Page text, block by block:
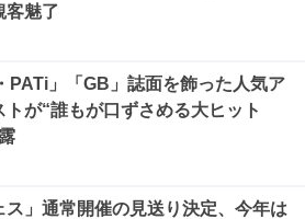
客魅了
PATi」「GB」誌面を飾った人気ア
トが“誰もが口ずさめる大ヒット
ス」通常開催の見送り決定、今年は